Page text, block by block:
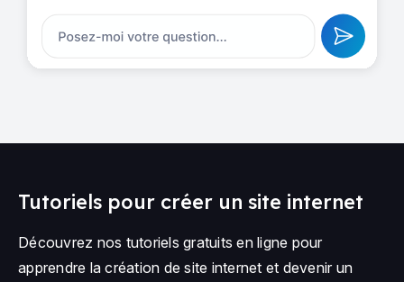
Tutoriels pour créer un site internet
Découvrez nos tutoriels gratuits en ligne pour
apprendre la création de site internet et devenir un